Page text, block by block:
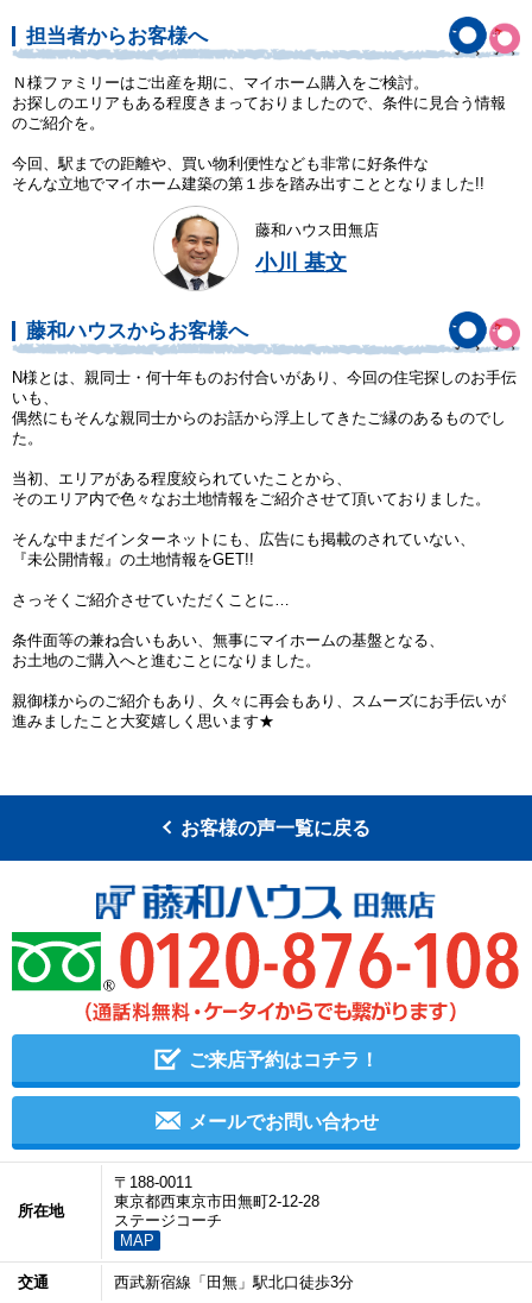
担当者からお客様へ
Ｎ様ファミリーはご出産を期に、マイホーム購入をご検討。
お探しのエリアもある程度きまっておりましたので、条件に見合う情報
のご紹介を。
今回、駅までの距離や、買い物利便性なども非常に好条件な
そんな立地でマイホーム建築の第１歩を踏み出すこととなりました!!
藤和ハウス田無店
小川 基文
藤和ハウスからお客様へ
N様とは、親同士・何十年ものお付合いがあり、今回の住宅探しのお手伝
いも、
偶然にもそんな親同士からのお話から浮上してきたご縁のあるものでし
た。
当初、エリアがある程度絞られていたことから、
そのエリア内で色々なお土地情報をご紹介させて頂いておりました。
そんな中まだインターネットにも、広告にも掲載のされていない、
『未公開情報』の土地情報をGET!!
さっそくご紹介させていただくことに…
条件面等の兼ね合いもあい、無事にマイホームの基盤となる、
お土地のご購入へと進むことになりました。
親御様からのご紹介もあり、久々に再会もあり、スムーズにお手伝いが
進みましたこと大変嬉しく思います★
お客様の声一覧に戻る
ご来店予約はコチラ！
メールでお問い合わせ
所在地
〒188-0011
東京都西東京市田無町2-12-28
ステージコーチ
MAP
交通 西武新宿線「田無」駅北口徒歩3分